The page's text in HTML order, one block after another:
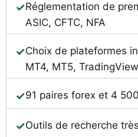
Réglementation de
ASIC, CFTC, NFA
Choix de plateformes
MT4, MT5, TradingView
91 paires forex et 4
Outils de recherche